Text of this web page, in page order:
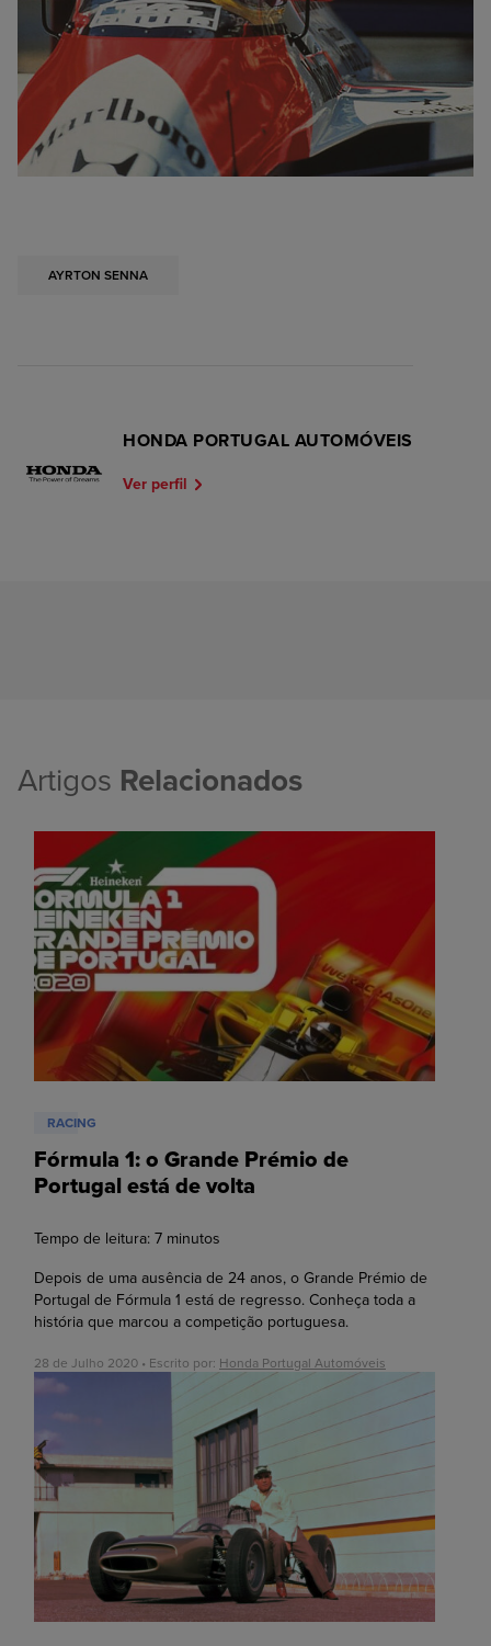
AYRTON SENNA
HONDA PORTUGAL AUTOMÓVEIS
Ver perfil
Artigos Relacionados
RACING
Fórmula 1: o Grande Prémio de
Portugal está de volta
Tempo de leitura: 7 minutos
Depois de uma ausência de 24 anos, o Grande Prémio de
Portugal de Fórmula 1 está de regresso. Conheça toda a
história que marcou a competição portuguesa.
28 de Julho 2020 • Escrito por: Honda Portugal Automóveis